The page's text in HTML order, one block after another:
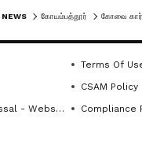
கோயம்பத்தூர்
Terms Of
CSAM Policy
- Website
Compliance